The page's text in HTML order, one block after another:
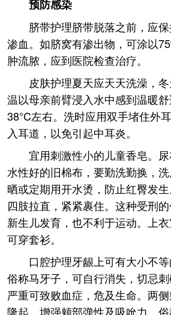
预防感染
脐带护理脐带脱落之前，应
渗血。如脐窝有渗出物，可涂以
肿流脓，应到医院检查治疗。
皮肤护理夏天应天天洗澡，
温以母亲前臂浸入水中感到温暖
38°C左右。洗时应用双手堵住外
入耳道，以免引起中耳炎。
宜用刺激性小的儿童香皂。
水性好的旧棉布，要勤洗勤换，
晒或定期用开水烫，防止红臀发
四肢拉直，紧紧裹住。这种受刑
新生儿发育，也不利于运动。上
可穿套衫。
口腔护理牙龈上可有大小不
俗称马牙子，可自行消失，切忌
严重可致败血症，危及生命。两
隆起，增强颊部弹性及吸吮力，